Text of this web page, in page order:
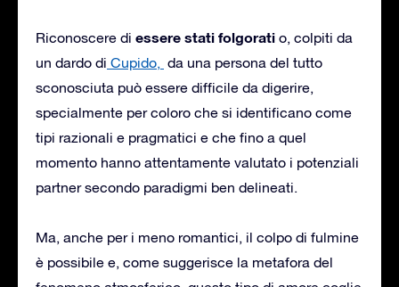
Riconoscere di essere stati folgorati o, colpiti da
un dardo di Cupido, da una persona del tutto
sconosciuta può essere difficile da digerire,
specialmente per coloro che si identificano come
tipi razionali e pragmatici e che fino a quel
momento hanno attentamente valutato i potenziali
partner secondo paradigmi ben delineati.
Ma, anche per i meno romantici, il colpo di fulmine
è possibile e, come suggerisce la metafora del